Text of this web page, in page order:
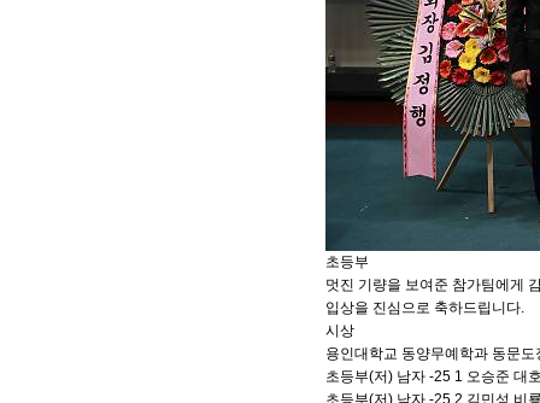
초등부
멋진 기량을 보여준 참가팀에게
입상을 진심으로 축하드립니다.
시상
용인대학교 동양무예학과 동문
초등부(저) 남자 -25 1 오승준 대
초등부(저) 남자 -25 2 김민성 비